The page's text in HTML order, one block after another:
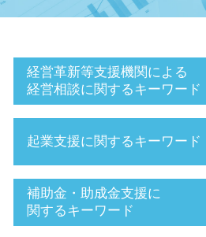
経営革新等支援機関による
経営相談に関するキーワード
赤字 経営
認定支援機関 経営改善計画
経営革新等支援機関 申請
キャッシュフロー とは
認定 支援 機関 更新
起業支援に関するキーワード
会社 印鑑証明書
定款 事業 目的 とは
ベンチャー 起業 とは
補助金・助成金支援に
関するキーワード